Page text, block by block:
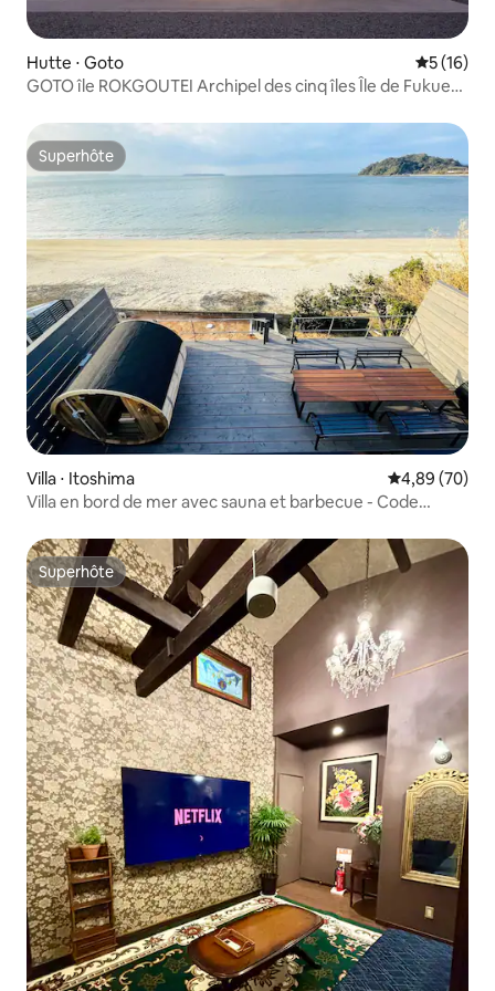
Hutte ⋅ Goto
5 (16)
GOTO île ROKGOUTEI Archipel des cinq îles Île de Fukue
Superhôte
Superhôte
Villa ⋅ Itoshima Évaluation
4,89 (70)
Villa en bord de mer avec sauna et barbecue - Code
Superhôte
Superhôte